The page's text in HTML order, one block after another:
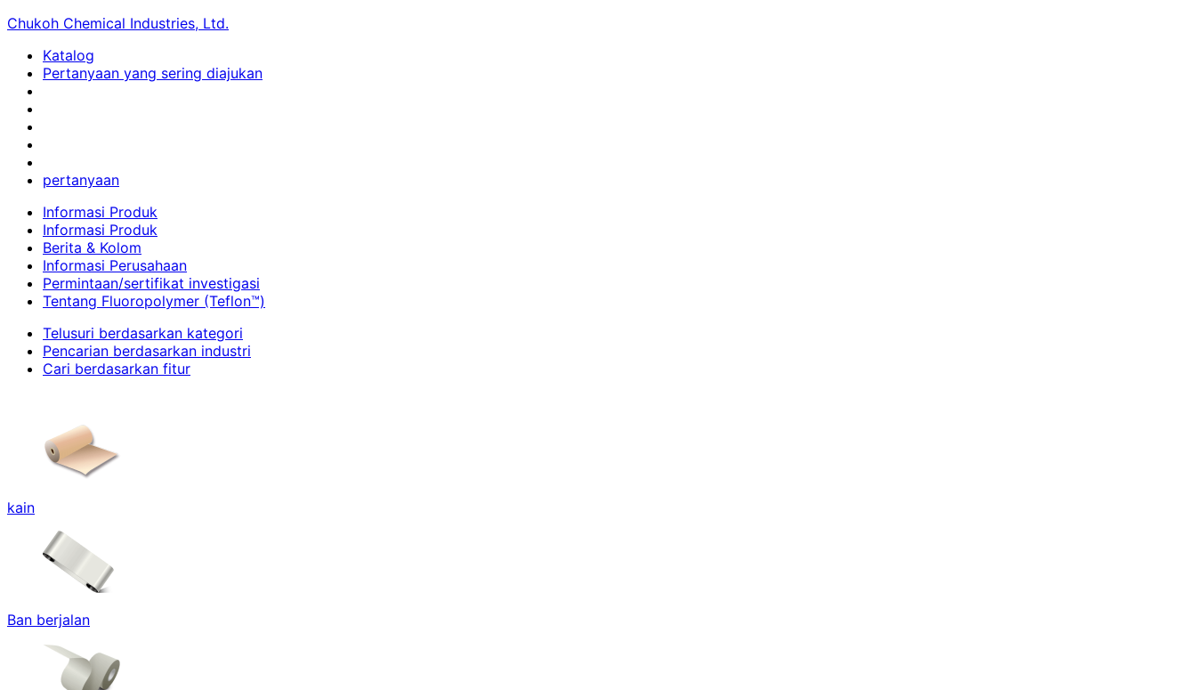
Chukoh Chemical Industries, Ltd.
Katalog
Pertanyaan yang sering diajukan
pertanyaan
Informasi Produk
Informasi Produk
Berita & Kolom
Informasi Perusahaan
Permintaan/sertifikat investigasi
Tentang Fluoropolymer (Teflon™)
Telusuri berdasarkan kategori
Pencarian berdasarkan industri
Cari berdasarkan fitur
kain
Ban berjalan